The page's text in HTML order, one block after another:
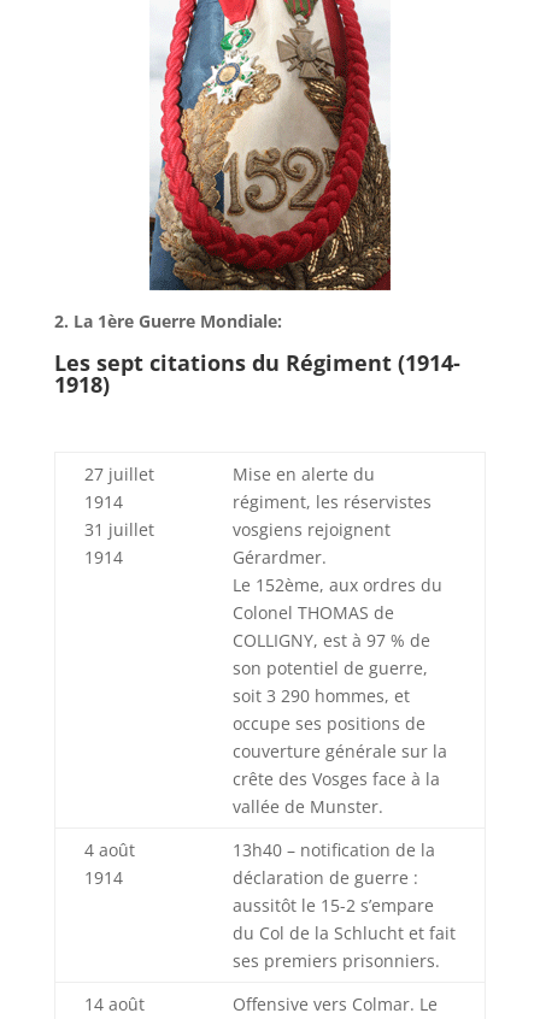
2. La 1ère Guerre Mondiale:
Les sept citations du Régiment (1914-
1918)
27 juillet
1914
31 juillet
1914
Mise en alerte du
régiment, les réservistes
vosgiens rejoignent
Gérardmer.
Le 152ème, aux ordres du
Colonel THOMAS de
COLLIGNY, est à 97 % de
son potentiel de guerre,
soit 3 290 hommes, et
occupe ses positions de
couverture générale sur la
crête des Vosges face à la
vallée de Munster.
4 août
1914
13h40 – notification de la
déclaration de guerre :
aussitôt le 15-2 s’empare
du Col de la Schlucht et fait
ses premiers prisonniers.
14 août
Offensive vers Colmar. Le